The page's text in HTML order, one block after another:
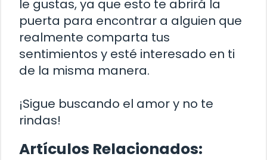
le gustas, ya que esto te abrirá la
puerta para encontrar a alguien que
realmente comparta tus
sentimientos y esté interesado en ti
de la misma manera.
¡Sigue buscando el amor y no te
rindas!
Artículos Relacionados: